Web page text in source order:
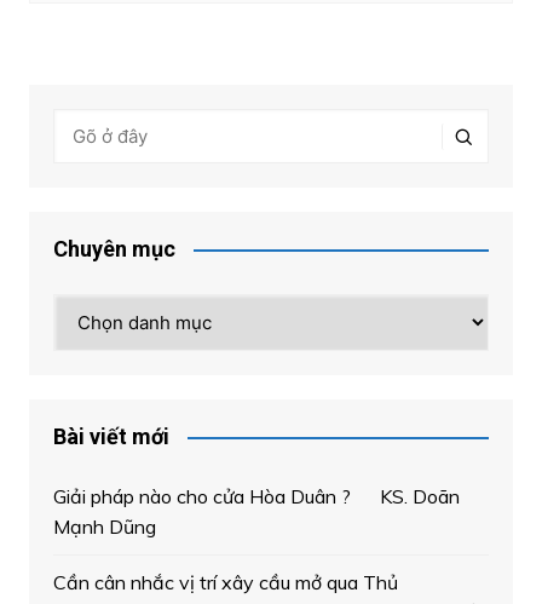
Chuyên mục
mục
Bài viết mới
Giải pháp nào cho cửa Hòa Duân ? KS. Doãn
Mạnh Dũng
Cần cân nhắc vị trí xây cầu mở qua Thủ